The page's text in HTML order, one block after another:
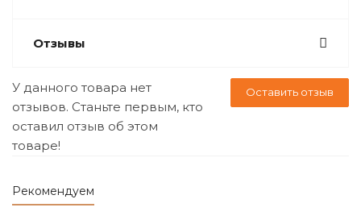
Отзывы
Оставить отзыв
У данного товара нет
отзывов. Станьте первым, кто
оставил отзыв об этом
товаре!
Рекомендуем